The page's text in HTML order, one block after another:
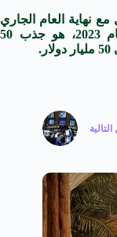
نهاية العام الجاري
إلى 26 مليار دولار، وأنّ الهدف المنشود لعام 2023، هو جذب 50
التالية